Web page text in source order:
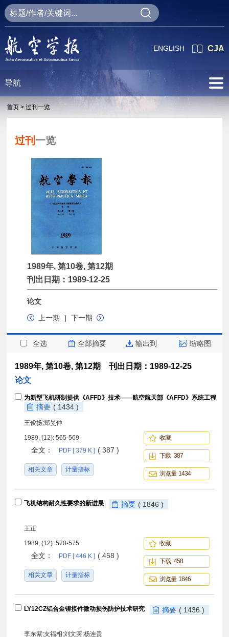
CJA
ENGLISH
导航
首页 > 过刊一览
过刊 一览
1989年, 第10卷, 第12期
刊出日期：1989-12-25
论文
上一期
| 下一期
全选 全部摘要 输出到 缩略图
1989年, 第10卷, 第12期 刊出日期：1989-12-25
论文
为新型飞机研制提供《AFFD》技术——航空航天部《AFFD》系统工程
摘要 ( 1434 )
王俊扬;郑旻仲
1989, (12): 565-569.
全文： PDF [ 379 K ] ( 387 )
相关文章 计量指标
收藏
下载 387
浏览量 1434
飞机结构耐久性要求的新进展 摘要 ( 1846 )
王正
1989, (12): 570-575.
全文： PDF [ 446 K ] ( 458 )
相关文章 计量指标
收藏
下载 458
浏览量 1846
LY12CZ铝合金铆接件微动损伤防护技术研究 摘要 ( 1436 )
李东紫;支福相;刘文宾;杨连贵